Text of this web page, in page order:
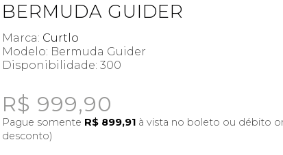
BERMUDA GUIDER
Marca: Curtlo
Modelo: Bermuda Guider
Disponibilidade: 300
R$ 999,90
Pague somente R$ 899,91 à vista no boleto ou débito
desconto)